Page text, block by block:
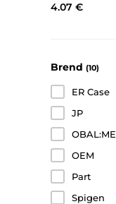
4.07 €
Brend (10)
ER Case
JP
OBAL:ME
OEM
Part
Spigen